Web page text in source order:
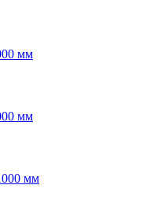
мм
мм
мм